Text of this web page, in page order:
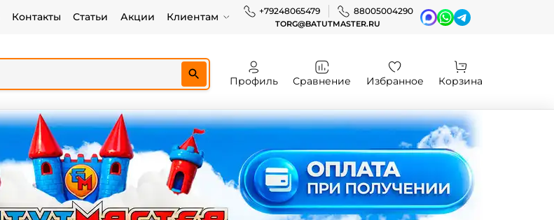
Контакты Статьи Акции Клиентам +79248065479 88005004290
TORG@BATUTMASTER.RU
Профиль Сравнение Избранное Корзина